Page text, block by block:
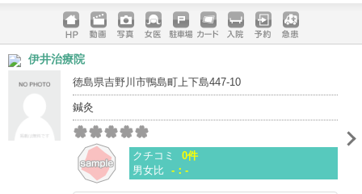
ホームペ
ージ
動画 写真 女医 駐車場
クレジッ
入院 予約 急患
伊井治療院
徳島県吉野川市鴨島町上下島447-10
鍼灸
クチコミ
0件
男女比 -：-